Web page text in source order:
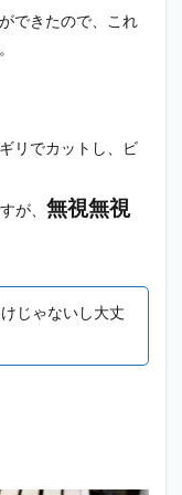
できたので、これ
リでカットし、ビ
が、 無視無視
じゃないし大丈